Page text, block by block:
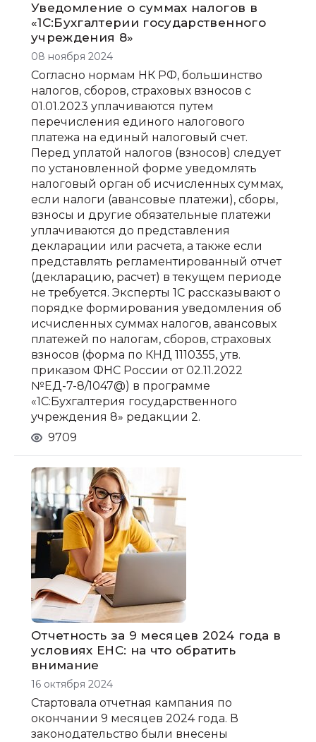
Уведомление о суммах налогов в
«1С:Бухгалтерии государственного
учреждения 8»
08 ноября 2024
Согласно нормам НК РФ, большинство
налогов, сборов, страховых взносов с
01.01.2023 уплачиваются путем
перечисления единого налогового
платежа на единый налоговый счет.
Перед уплатой налогов (взносов) следует
по установленной форме уведомлять
налоговый орган об исчисленных суммах,
если налоги (авансовые платежи), сборы,
взносы и другие обязательные платежи
уплачиваются до представления
декларации или расчета, а также если
представлять регламентированный отчет
(декларацию, расчет) в текущем периоде
не требуется. Эксперты 1С рассказывают о
порядке формирования уведомления об
исчисленных суммах налогов, авансовых
платежей по налогам, сборов, страховых
взносов (форма по КНД 1110355, утв.
приказом ФНС России от 02.11.2022
№ЕД-7-8/1047@) в программе
«1С:Бухгалтерия государственного
учреждения 8» редакции 2.
9709
Отчетность за 9 месяцев 2024 года в
условиях ЕНС: на что обратить
внимание
16 октября 2024
Стартовала отчетная кампания по
окончании 9 месяцев 2024 года. В
законодательство были внесены